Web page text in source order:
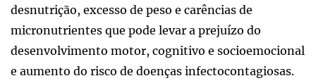
desnutrição, excesso de peso e carências de
micronutrientes que pode levar a prejuízo do
desenvolvimento motor, cognitivo e socioemocional
e aumento do risco de doenças infectocontagiosas.